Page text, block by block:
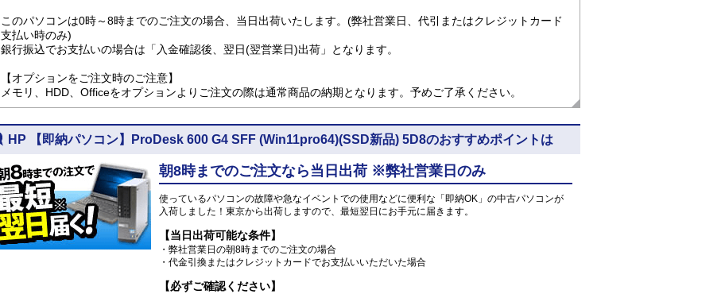
このパソコンは0時～8時までのご注文の場合、当日出荷いたします。(弊社営業日、代引またはクレジットカード
支払い時のみ)
銀行振込でお支払いの場合は「入金確認後、翌日(翌営業日)出荷」となります。
【オプションをご注文時のご注意】
メモリ、HDD、Officeをオプションよりご注文の際は通常商品の納期となります。予めご了承ください。
HP 【即納パソコン】ProDesk 600 G4 SFF (Win11pro64)(SSD新品) 5D8のおすすめポイントは
朝8時までのご注文なら当日出荷 ※弊社営業日のみ
使っているパソコンの故障や急なイベントでの使用などに便利な「即納OK」の中古パソコンが
入荷しました！東京から出荷しますので、最短翌日にお手元に届きます。
【当日出荷可能な条件】
・弊社営業日の朝8時までのご注文の場合
・代金引換またはクレジットカードでお支払いいただいた場合
【必ずご確認ください】